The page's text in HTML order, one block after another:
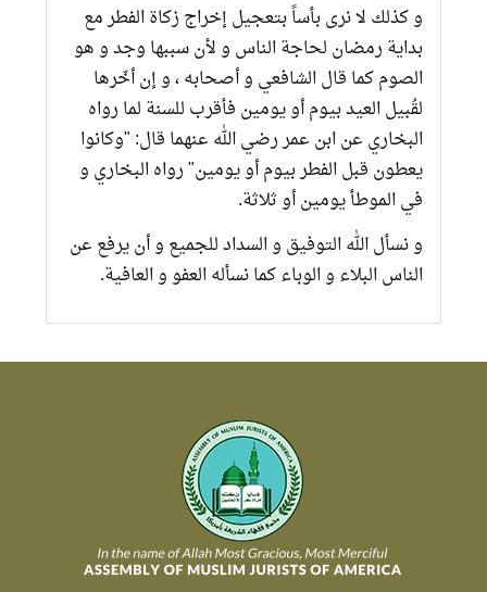
و كذلك لا نرى بأساً بتعجيل إخراج زكاة الفطر مع
بداية رمضان لحاجة الناس و لأن سببها وجد و هو
الصوم كما قال الشافعي و أصحابه ، و إن أخّرها
لقُبيل العيد بيوم أو يومين فأقرب للسنة لما رواه
البخاري عن ابن عمر رضي الله عنهما قال: "وكانوا
يعطون قبل الفطر بيوم أو يومين" رواه البخاري و
في الموطأ يومين أو ثلاثة.
و نسأل الله التوفيق و السداد للجميع و أن يرفع عن
الناس البلاء و الوباء كما نسأله العفو و العافية.